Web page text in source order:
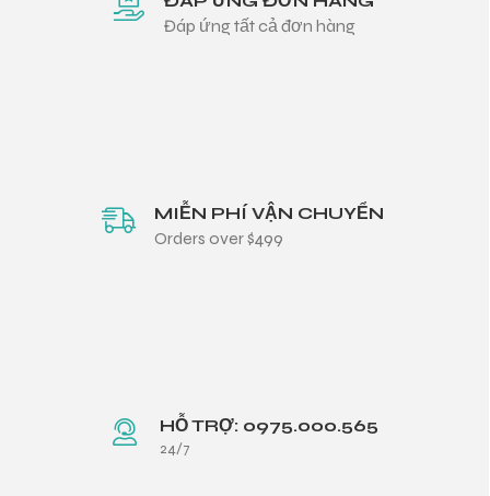
Đáp ứng tất cả đơn hàng
MIỄN PHÍ VẬN CHUYỂN
Orders over $499
HỖ TRỢ: 0975.000.565
24/7